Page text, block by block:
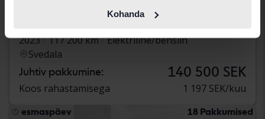
Kohanda
2023
117 200 km
Elektriline/bensiin
Svedala
Juhtiv pakkumine: 140 500 SEK
Koos rahastamisega 1 197 SEK/kuu
esmaspäev 18 Pakkumised